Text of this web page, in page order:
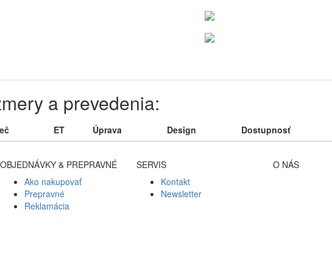
a prevedenia:
ET Úprava Design Dostupnosť
OBJEDNÁVKY & PREPRAVNÉ
Ako nakupovať
Prepravné
Reklamácia
SERVIS
Kontakt
Newsletter
O NÁS